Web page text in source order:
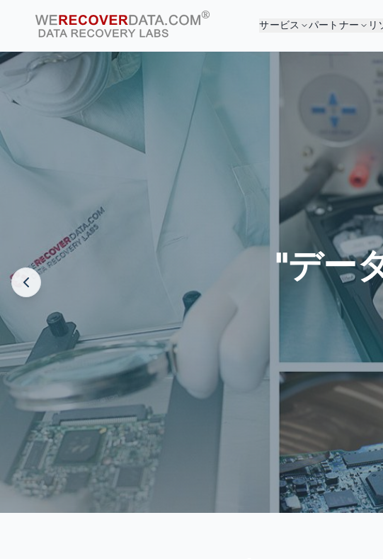
サービス パートナー リ
あなた
世界最大の企業
"デー